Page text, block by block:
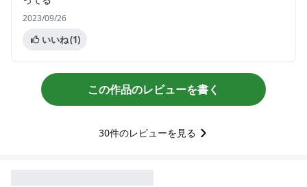
2023/09/26
いいね(1)
この作品のレビューを書く
30件のレビューを見る